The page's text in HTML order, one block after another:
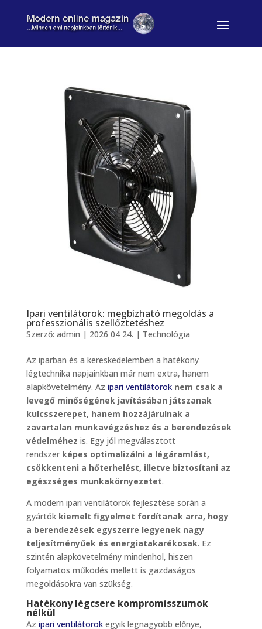
Ipari ventilátorok: megbízható megoldás a
professzionális szellőztetéshez
Szerző: admin | 2026 04 24. | Technológia
Az iparban és a kereskedelemben a hatékony
légtechnika napjainkban már nem extra, hanem
alapkövetelmény. Az ipari ventilátorok nem csak a
levegő minőségének javításában játszanak
kulcsszerepet, hanem hozzájárulnak a
zavartalan munkavégzéshez és a berendezések
védelméhez is. Egy jól megválasztott
rendszer képes optimalizálni a légáramlást,
csökkenteni a hőterhelést, illetve biztosítani az
egészséges munkakörnyezetet.
A modern ipari ventilátorok fejlesztése során a
gyártók kiemelt figyelmet fordítanak arra, hogy
a berendezések egyszerre legyenek nagy
teljesítményűek és energiatakarékosak. Ez
szintén alapkövetelmény mindenhol, hiszen
folyamatos működés mellett is gazdaságos
megoldásokra van szükség.
Hatékony légcsere kompromisszumok
nélkül
Az ipari ventilátorokegyik legnagyobb előnye,